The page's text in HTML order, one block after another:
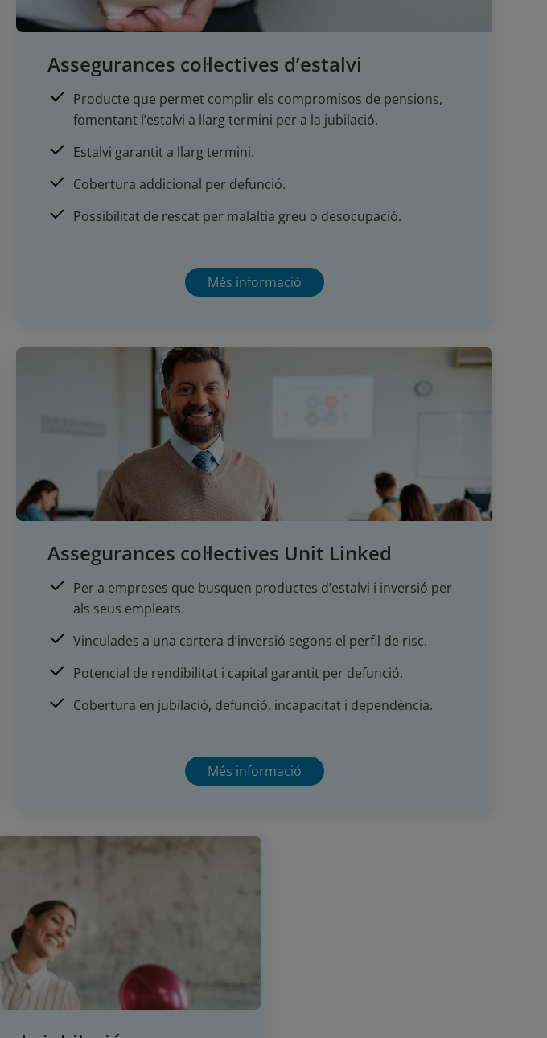
Assegurances col·lectives d’estalvi
Producte que permet complir els compromisos de pensions,
fomentant l’estalvi a llarg termini per a la jubilació.
Estalvi garantit a llarg termini.
Cobertura addicional per defunció.
Possibilitat de rescat per malaltia greu o desocupació.
Més informació
Assegurances col·lectives Unit Linked
Per a empreses que busquen productes d’estalvi i inversió per
als seus empleats.
Vinculades a una cartera d’inversió segons el perfil de risc.
Potencial de rendibilitat i capital garantit per defunció.
Cobertura en jubilació, defunció, incapacitat i dependència.
Més informació